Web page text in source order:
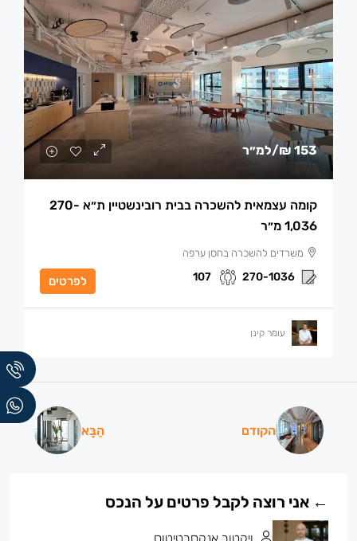
153 ₪ /למ״ר
קומה עצמאית להשכרה בבית רובינשטיין ת״א 270-
1,036 מ״ר
משרדים להשכרה בחסן ערפה
270-1036
107 לפרטים
עומר קינן
הקודם הַבָּא